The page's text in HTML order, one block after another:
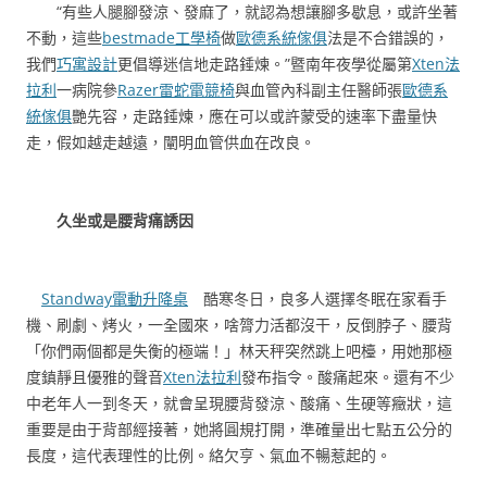
“有些人腿腳發涼、發麻了，就認為想讓腳多歇息，或許坐著
不動，這些bestmade工學椅做歐德系統傢俱法是不合錯誤的，
我們巧寓設計更倡導迷信地走路錘煉。”暨南年夜學從屬第Xten法
拉利一病院參Razer雷蛇電競椅與血管內科副主任醫師張歐德系
統傢俱艷先容，走路錘煉，應在可以或許蒙受的速率下盡量快
走，假如越走越遠，闡明血管供血在改良。
久坐或是腰背痛誘因
Standway電動升降桌 酷寒冬日，良多人選擇冬眠在家看手
機、刷劇、烤火，一全國來，啥膂力活都沒干，反倒脖子、腰背
「你們兩個都是失衡的極端！」林天秤突然跳上吧檯，用她那極
度鎮靜且優雅的聲音Xten法拉利發布指令。酸痛起來。還有不少
中老年人一到冬天，就會呈現腰背發涼、酸痛、生硬等癥狀，這
重要是由于背部經接著，她將圓規打開，準確量出七點五公分的
長度，這代表理性的比例。絡欠亨、氣血不暢惹起的。